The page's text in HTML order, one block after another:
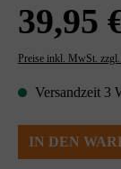
39,95
Preise inkl. MwSt.
Versandzeit 3
IN DEN